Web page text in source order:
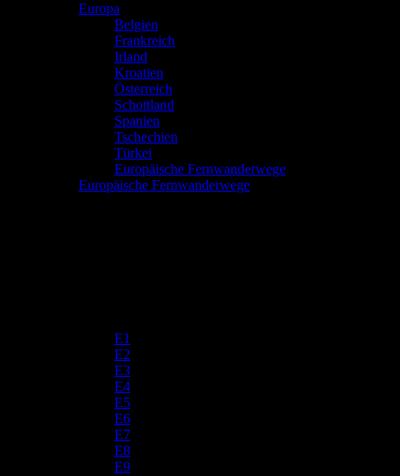
Europa
Belgien
Frankreich
Irland
Kroatien
Österreich
Schottland
Spanien
Tschechien
Türkei
Europäische Fernwanderwege
Europäische Fernwanderwege
E1
E2
E3
E4
E5
E6
E7
E8
E9